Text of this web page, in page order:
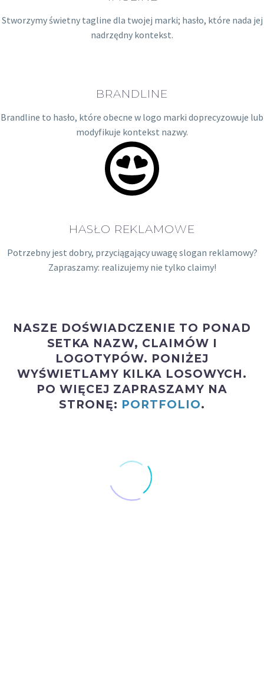
Stworzymy świetny tagline dla twojej marki; hasło, które nada jej
nadrzędny kontekst.
BRANDLINE
Brandline to hasło, które obecne w logo marki doprecyzowuje lub
modyfikuje kontekst nazwy.
HASŁO REKLAMOWE
Potrzebny jest dobry, przyciągający uwagę slogan reklamowy?
Zapraszamy: realizujemy nie tylko claimy!
NASZE DOŚWIADCZENIE TO PONAD
SETKA NAZW, CLAIMÓW I
LOGOTYPÓW. PONIŻEJ
WYŚWIETLAMY KILKA LOSOWYCH.
PO WIĘCEJ ZAPRASZAMY NA
STRONĘ: PORTFOLIO.